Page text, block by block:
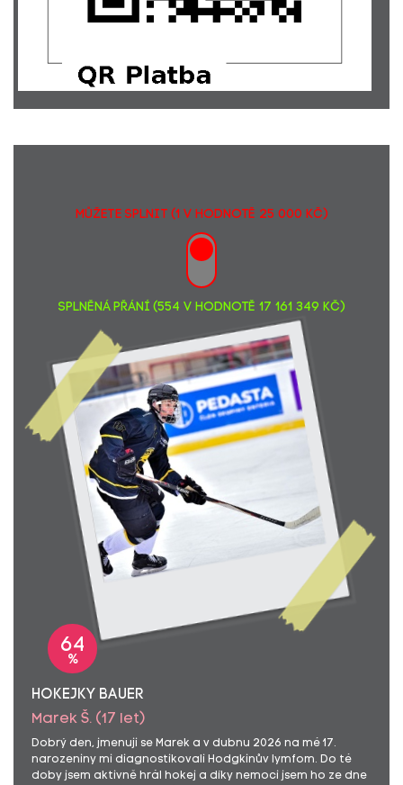
MŮŽETE SPLNIT (1 v hodnotě 25 000 Kč)
SPLNĚNÁ PŘÁNÍ (554 v hodnotě 17 161 349 Kč)
64
%
HOKEJKY BAUER
Marek Š. (17 let)
Dobrý den, jmenuji se Marek a v dubnu 2026 na mé 17.
narozeniny mi diagnostikovali Hodgkinův lymfom. Do té
doby jsem aktivně hrál hokej a díky nemoci jsem ho ze dne